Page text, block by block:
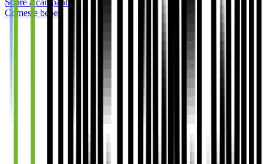
Sobre a campanha
Comes e bebes